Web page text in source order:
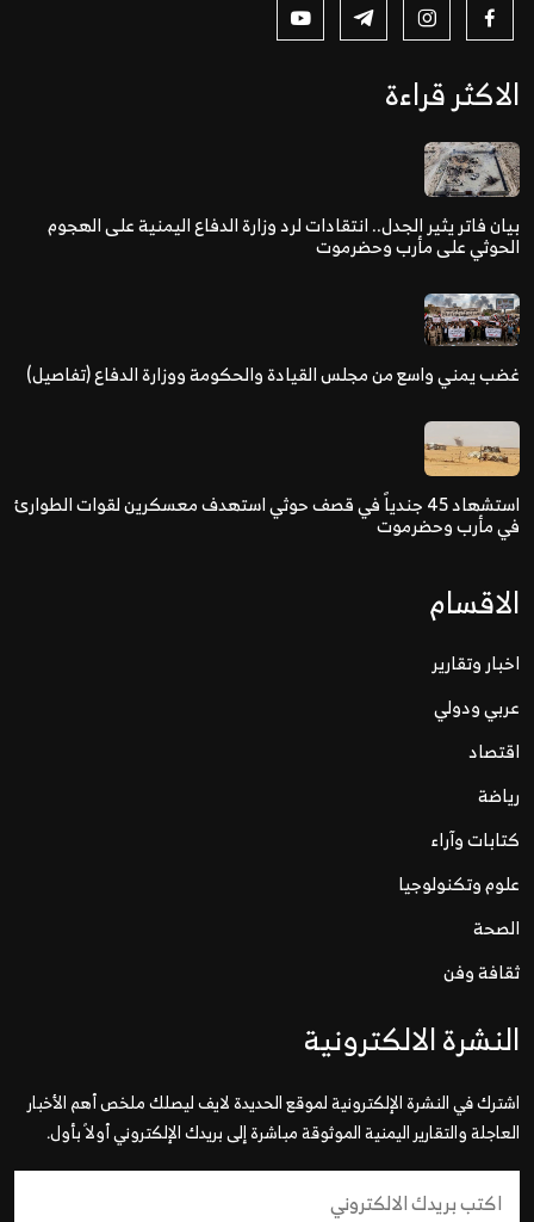
الاكثر قراءة
بيان فاتر يثير الجدل.. انتقادات لرد وزارة الدفاع اليمنية على الهجوم
الحوثي على مأرب وحضرموت
غضب يمني واسع من مجلس القيادة والحكومة ووزارة الدفاع (تفاصيل)
استشهاد 45 جندياً في قصف حوثي استهدف معسكرين لقوات الطوارئ
في مأرب وحضرموت
الاقسام
اخبار وتقارير
عربي ودولي
اقتصاد
رياضة
كتابات وآراء
علوم وتكنولوجيا
الصحة
ثقافة وفن
النشرة الالكترونية
اشترك في النشرة الإلكترونية لموقع الحديدة لايف ليصلك ملخص أهم الأخبار
العاجلة والتقارير اليمنية الموثوقة مباشرة إلى بريدك الإلكتروني أولاً بأول.